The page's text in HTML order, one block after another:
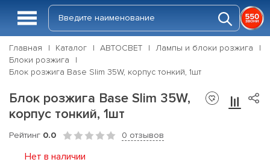
Главная Каталог АВТОСВЕТ
Лампы и блоки розжига
Блоки розжига
Блок розжига Base Slim 35W, корпус тонкий, 1шт
Блок розжига Base Slim 35W,
корпус тонкий, 1шт
Рейтинг 0.0 0 отзывов
Нет в наличии